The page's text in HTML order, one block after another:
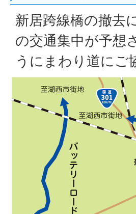
新居跨線橋の撤去
の交通集中が予想
うにまわり道にご